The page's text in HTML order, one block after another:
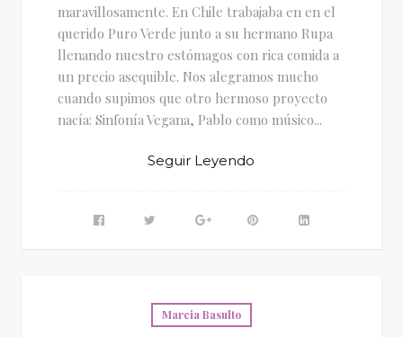
maravillosamente. En Chile trabajaba en en el
querido Puro Verde junto a su hermano Rupa
llenando nuestro estómagos con rica comida a
un precio asequible. Nos alegramos mucho
cuando supimos que otro hermoso proyecto
nacía: Sinfonía Vegana, Pablo como músico...
Seguir Leyendo
Marcia Basulto